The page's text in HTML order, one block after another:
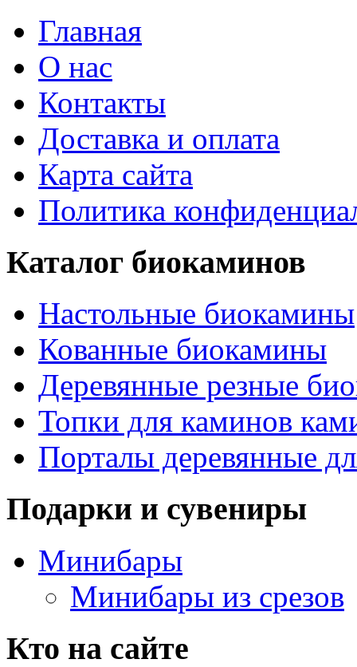
Главная
О нас
Контакты
Доставка и оплата
Карта сайта
Политика
Каталог биокаминов
Настольные биокамины
Кованные биокамины
Деревянные резные
Топки для каминов
Порталы деревянные
Подарки и сувениры
Минибары
Минибары из срезов
Кто на сайте